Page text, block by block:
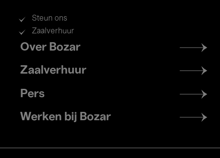
Steun ons
Zaalverhuur
Footer
menu
Over Bozar
Zaalverhuur
Pers
Werken bij Bozar